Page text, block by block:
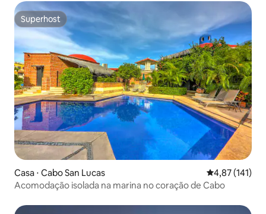
Superhost
Superhost
Casa ⋅ Cabo San Lucas 4,87 de uma
4,87 (141)
Acomodação isolada na marina no coração de Cabo